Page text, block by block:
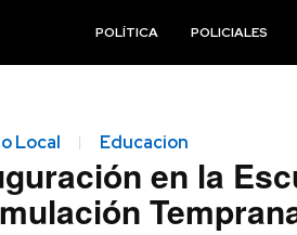
POLÍTICA POLICIALES
Local Educacion
en la